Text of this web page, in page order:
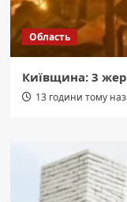
Область
Київщина: 3
13 години тому